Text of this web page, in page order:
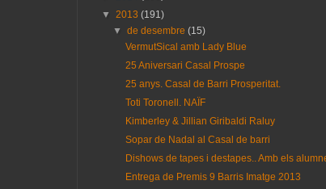
▼ 2013 (191)
▼de desembre(15)
VermutSical amb Lady Blue
25 Aniversari Casal Prospe
25 anys. Casal de Barri Prosperitat.
Toti Toronell. NAÏF
Kimberley & Jillian Giribaldi Raluy
Sopar de Nadal al Casal de barri
Dishows de tapes i destapes.. Amb els
Entrega de Premis 9 Barris Imatge 2013